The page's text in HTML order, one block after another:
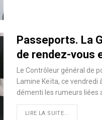
Passeports. La
de rendez-vous
Le Contrôleur général de
Lamine Keïta, ce vendredi
démenti les rumeurs liées
LIRE LA SUITE...